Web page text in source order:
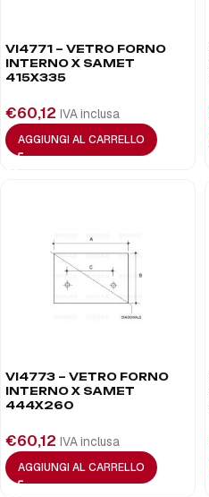
VI4771 – VETRO FORNO
INTERNO X SAMET
415X335
€60,12 IVA inclusa
AGGIUNGI AL CARRELLO
VI4773 – VETRO FORNO
INTERNO X SAMET
444X260
€60,12 IVA inclusa
AGGIUNGI AL CARRELLO